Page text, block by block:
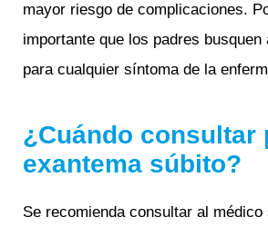
mayor riesgo de complicaciones.
importante que los padres busquen
para cualquier síntoma de la
¿Cuándo consultar
exantema súbito?
Se recomienda consultar al